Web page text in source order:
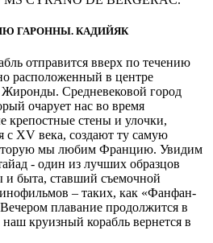
ГАРОННЫ. КАДИЙЯК
отправится вверх по течению
расположенный в центре
Жиронды. Средневековой город
очарует нас во время
крепостные стены и улочки,
с XV века, создают ту самую
мы любим Францию. Увидим
- один из лучших образцов
и быта, ставший съемочной
– таких, как «Фанфан-
плавание продолжится в
круизный корабль вернется в